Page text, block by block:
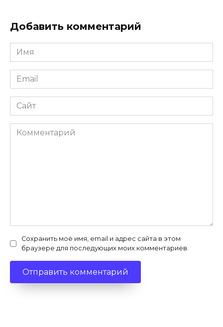
Добавить комментарий
Имя
*
Email
*
Сайт
Комментарий
Сохранить моё имя, email и адрес сайта в этом
браузере для последующих моих комментариев.